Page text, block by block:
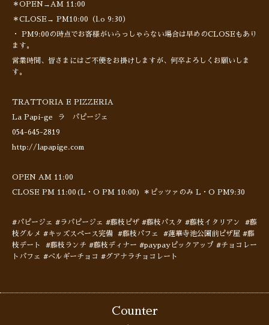
＊OPEN→AM 11:00
＊CLOSE→ PM10:00（l.o 9:30）
・ PM9:00の時点でお客様がいらっしゃらない場合は早めのCLOSEもあり
ます。
営業時間、皆さまにはご不便をお掛けしますが、何卒よろしくお願いしま
す。
TRATTORIA E PIZZERIA
La Papi-ge ラ パピージェ
054-645-2819
http://lapapige.com
OPEN AM 11:00
CLOSE PM 11:00(L・O PM 10:00) ＊ピッツァのみ L・O PM9:30
#パピージェ #ラパピージェ #藤枝ピザ #藤枝パスタ #藤枝イタリアン #藤
枝グルメ #キッズスペース完備 #藤枝パフェ #蓮華寺池公園前ピザ屋 #藤
枝デート #藤枝ランチ #藤枝ディナー #paypayピックアップ #チョコレー
トパフェ #ベルギーチョコ #グアナラチョコレート
Counter